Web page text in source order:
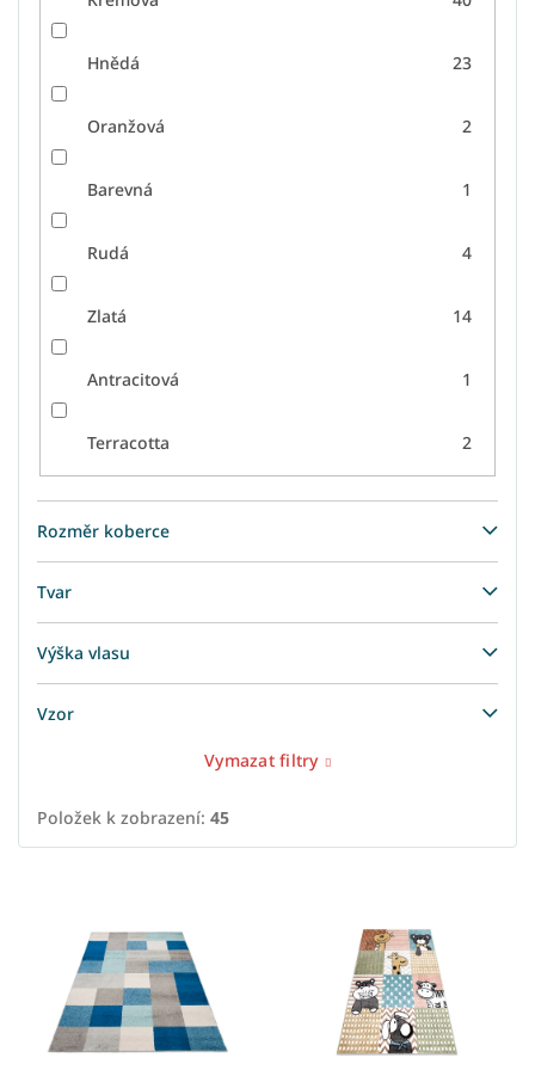
Hnědá 23
Oranžová 2
Barevná 1
Rudá 4
Zlatá 14
Antracitová 1
Terracotta 2
Rozměr koberce
Tvar
Výška vlasu
Vzor
Vymazat filtry
Položek k zobrazení: 45